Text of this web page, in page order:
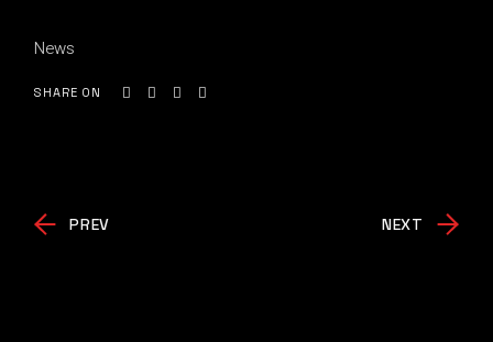
News
SHARE ON
PREV NEXT